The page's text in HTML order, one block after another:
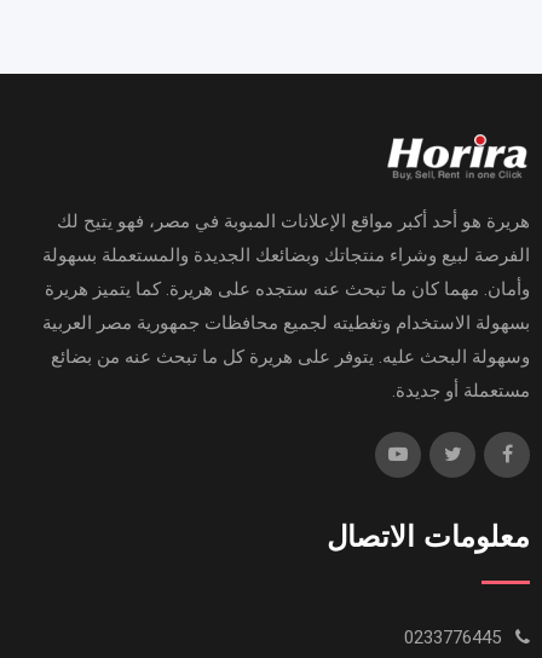
هريرة هو أحد أكبر مواقع الإعلانات المبوبة في مصر، فهو يتيح لك
الفرصة لبيع وشراء منتجاتك وبضائعك الجديدة والمستعملة بسهولة
وأمان. مهما كان ما تبحث عنه ستجده على هريرة. كما يتميز هريرة
بسهولة الاستخدام وتغطيته لجميع محافظات جمهورية مصر العربية
وسهولة البحث عليه. يتوفر على هريرة كل ما تبحث عنه من بضائع
مستعملة أو جديدة.
معلومات الاتصال